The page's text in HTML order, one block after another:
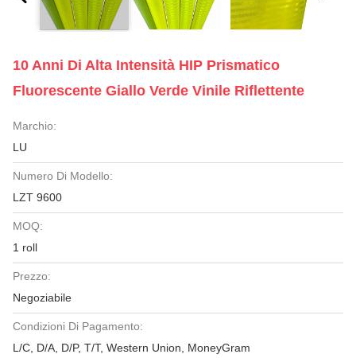
10 Anni Di Alta Intensità HIP Prismatico
Fluorescente Giallo Verde Vinile Riflettente
Marchio:
LU
Numero Di Modello:
LZT 9600
MOQ:
1 roll
Prezzo:
Negoziabile
Condizioni Di Pagamento:
L/C, D/A, D/P, T/T, Western Union, MoneyGram